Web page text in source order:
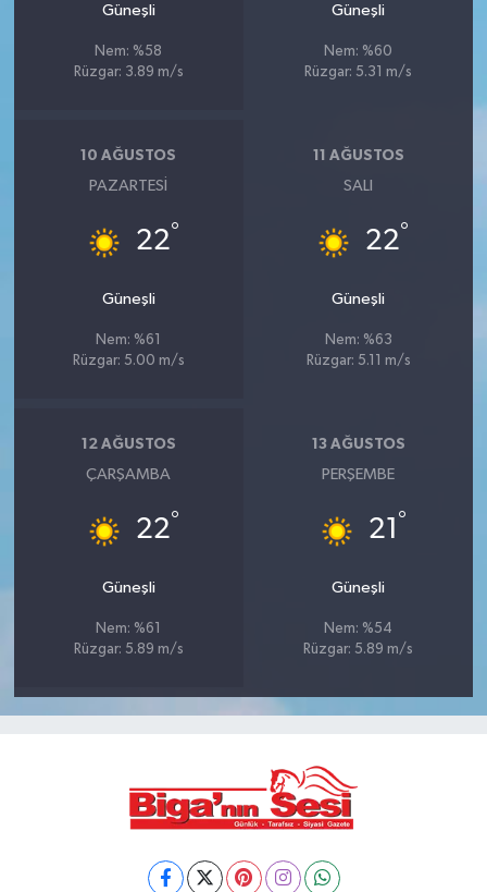
Güneşli
Nem: %58
Rüzgar: 3.89 m/s
Güneşli
Nem: %60
Rüzgar: 5.31 m/s
10 AĞUSTOS
PAZARTESI
22°
Güneşli
Nem: %61
Rüzgar: 5.00 m/s
11 AĞUSTOS
SALI
22°
Güneşli
Nem: %63
Rüzgar: 5.11 m/s
12 AĞUSTOS
ÇARŞAMBA
22°
Güneşli
Nem: %61
Rüzgar: 5.89 m/s
13 AĞUSTOS
PERŞEMBE
21 °
Güneşli
Nem: %54
Rüzgar: 5.89 m/s